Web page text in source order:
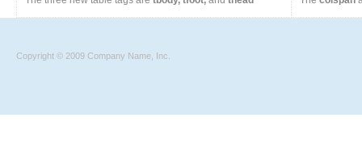
Copyright © 2009 Company Name, Inc.